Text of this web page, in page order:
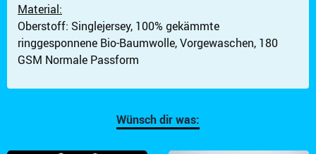
Material:
Oberstoff: Singlejersey, 100% gekämmte
ringgesponnene Bio-Baumwolle, Vorgewaschen, 180
GSM Normale Passform
Wünsch dir was: